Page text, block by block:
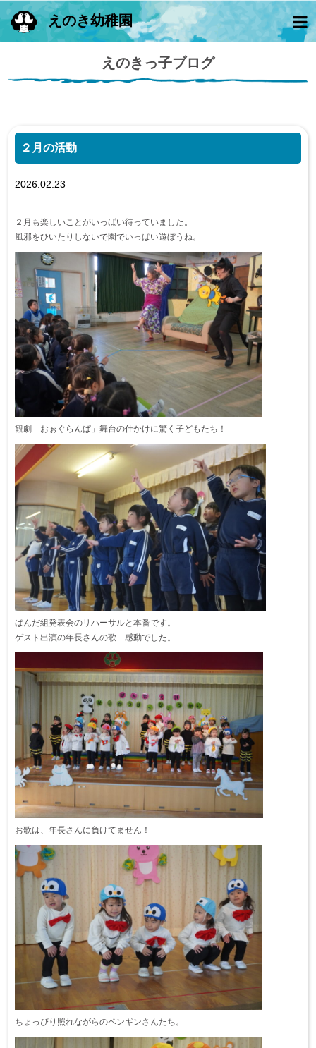
えのき幼稚園
えのきっ子ブログ
２月の活動
2026.02.23
２月も楽しいことがいっぱい待っていました。
風邪をひいたりしないで園でいっぱい遊ぼうね。
観劇「おぉぐらんぱ」舞台の仕かけに驚く子どもたち！
ぱんだ組発表会のリハーサルと本番です。
ゲスト出演の年長さんの歌…感動でした。
お歌は、年長さんに負けてません！
ちょっぴり照れながらのペンギンさんたち。